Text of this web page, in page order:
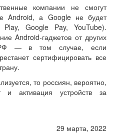
компании не смогут
Android, а Google не будет
Google Pay, YouTube).
Android-гаджетов от других
РФ — в том случае, если
сертифицировать все
то россиян, вероятно,
активация устройств за
29 марта, 2022